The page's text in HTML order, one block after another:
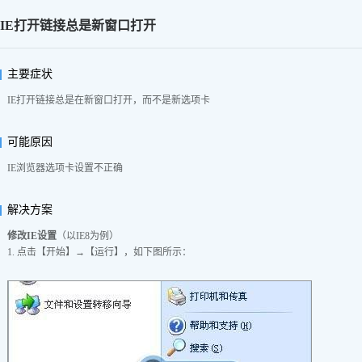
IE打开链接总是新窗口打开
主要症状
IE打开链接总是在新窗口打开，而不是新选项卡
可能原因
IE浏览器选项卡设置不正确
解决方案
修改IE设置 （以IE8为例）
1. 点击【开始】→【运行】，如下图所示：